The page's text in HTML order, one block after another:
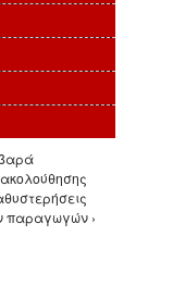
παραγωγών ›